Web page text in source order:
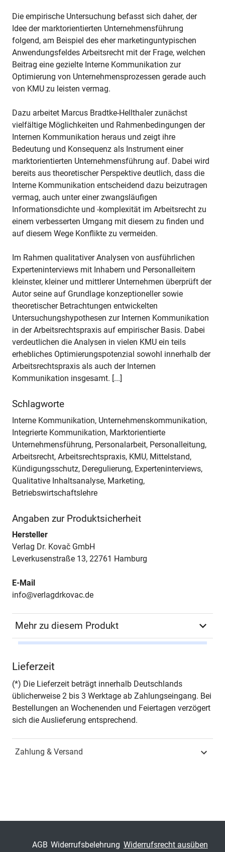
Die empirische Untersuchung befasst sich daher, der
Idee der marktorientierten Unternehmensführung
folgend, am Beispiel des eher marketinguntypischen
Anwendungsfeldes Arbeitsrecht mit der Frage, welchen
Beitrag eine gezielte Interne Kommunikation zur
Optimierung von Unternehmensprozessen gerade auch
von KMU zu leisten vermag.
Dazu arbeitet Marcus Bradtke-Hellthaler zunächst
vielfältige Möglichkeiten und Rahmenbedingungen der
Internen Kommunikation heraus und zeigt ihre
Bedeutung und Konsequenz als Instrument einer
marktorientierten Unternehmensführung auf. Dabei wird
bereits aus theoretischer Perspektive deutlich, dass die
Interne Kommunikation entscheidend dazu beizutragen
vermag, auch unter einer zwangsläufigen
Informationsdichte und -komplexität im Arbeitsrecht zu
einem verbesserten Umgang mit diesem zu finden und
auf diesem Wege Konflikte zu vermeiden.
Im Rahmen qualitativer Analysen von ausführlichen
Experteninterviews mit Inhabern und Personalleitern
kleinster, kleiner und mittlerer Unternehmen überprüft der
Autor seine auf Grundlage konzeptioneller sowie
theoretischer Betrachtungen entwickelten
Untersuchungshypothesen zur Internen Kommunikation
in der Arbeitsrechtspraxis auf empirischer Basis. Dabei
verdeutlichen die Analysen in vielen KMU ein teils
erhebliches Optimierungspotenzial sowohl innerhalb der
Arbeitsrechtspraxis als auch der Internen
Kommunikation insgesamt. [...]
Schlagworte
Interne Kommunikation, Unternehmenskommunikation,
Integrierte Kommunikation, Marktorientierte
Unternehmensführung, Personalarbeit, Personalleitung,
Arbeitsrecht, Arbeitsrechtspraxis, KMU, Mittelstand,
Kündigungsschutz, Deregulierung, Experteninterviews,
Qualitative Inhaltsanalyse, Marketing,
Betriebswirtschaftslehre
Angaben zur Produktsicherheit
Hersteller
Verlag Dr. Kovač GmbH
Leverkusenstraße 13, 22761 Hamburg
E-Mail
info@verlagdrkovac.de
Mehr zu diesem Produkt
Seiten 376
Jahr Hamburg 2008
Fachdisziplin
Lieferzeit
(*) Die Lieferzeit beträgt innerhalb Deutschlands
üblicherweise 2 bis 3 Werktage ab Zahlungseingang. Bei
Bestellungen an Wochenenden und Feiertagen verzögert
sich die Auslieferung entsprechend.
Zahlung & Versand
AGB Widerrufsbelehrung Widerrufsrecht ausüben